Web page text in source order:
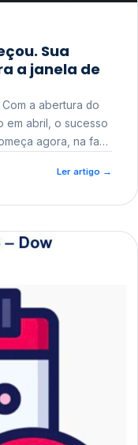
Sua
a janela de
em abril, o sucesso
agora, na fase
Ler artigo →